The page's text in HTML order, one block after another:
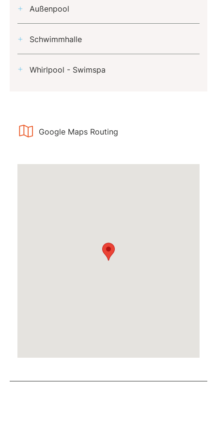
Außenpool
Schwimmhalle
Whirlpool - Swimspa
Google Maps Routing